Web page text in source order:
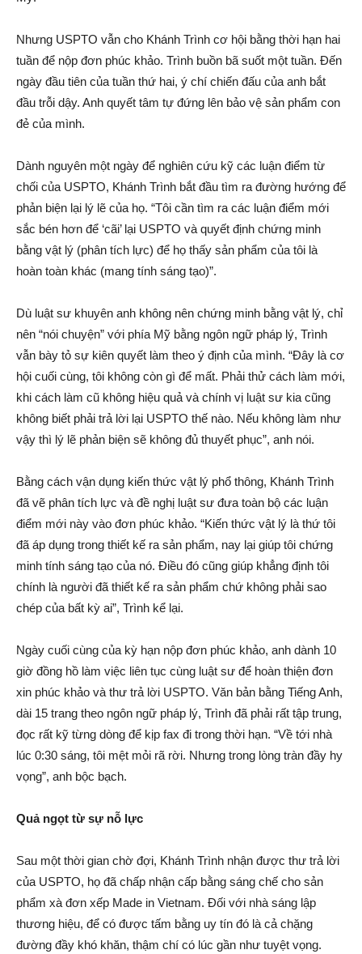
Nhưng USPTO vẫn cho Khánh Trình cơ hội bằng thời hạn hai
tuần để nộp đơn phúc khảo. Trình buồn bã suốt một tuần. Đến
ngày đầu tiên của tuần thứ hai, ý chí chiến đấu của anh bắt
đầu trỗi dậy. Anh quyết tâm tự đứng lên bảo vệ sản phẩm con
đẻ của mình.
Dành nguyên một ngày để nghiên cứu kỹ các luận điểm từ
chối của USPTO, Khánh Trình bắt đầu tìm ra đường hướng để
phản biện lại lý lẽ của họ. “Tôi cần tìm ra các luận điểm mới
sắc bén hơn để ‘cãi’ lại USPTO và quyết định chứng minh
bằng vật lý (phân tích lực) để họ thấy sản phẩm của tôi là
hoàn toàn khác (mang tính sáng tạo)”.
Dù luật sư khuyên anh không nên chứng minh bằng vật lý, chỉ
nên “nói chuyện” với phía Mỹ bằng ngôn ngữ pháp lý, Trình
vẫn bày tỏ sự kiên quyết làm theo ý định của mình. “Đây là cơ
hội cuối cùng, tôi không còn gì để mất. Phải thử cách làm mới,
khi cách làm cũ không hiệu quả và chính vị luật sư kia cũng
không biết phải trả lời lại USPTO thế nào. Nếu không làm như
vậy thì lý lẽ phản biện sẽ không đủ thuyết phục”, anh nói.
Bằng cách vận dụng kiến thức vật lý phổ thông, Khánh Trình
đã vẽ phân tích lực và đề nghị luật sư đưa toàn bộ các luận
điểm mới này vào đơn phúc khảo. “Kiến thức vật lý là thứ tôi
đã áp dụng trong thiết kế ra sản phẩm, nay lại giúp tôi chứng
minh tính sáng tạo của nó. Điều đó cũng giúp khẳng định tôi
chính là người đã thiết kế ra sản phẩm chứ không phải sao
chép của bất kỳ ai”, Trình kể lại.
Ngày cuối cùng của kỳ hạn nộp đơn phúc khảo, anh dành 10
giờ đồng hồ làm việc liên tục cùng luật sư để hoàn thiện đơn
xin phúc khảo và thư trả lời USPTO. Văn bản bằng Tiếng Anh,
dài 15 trang theo ngôn ngữ pháp lý, Trình đã phải rất tập trung,
đọc rất kỹ từng dòng để kịp fax đi trong thời hạn. “Về tới nhà
lúc 0:30 sáng, tôi mệt mỏi rã rời. Nhưng trong lòng tràn đầy hy
vọng”, anh bộc bạch.
Quả ngọt từ sự nỗ lực
Sau một thời gian chờ đợi, Khánh Trình nhận được thư trả lời
của USPTO, họ đã chấp nhận cấp bằng sáng chế cho sản
phẩm xà đơn xếp Made in Vietnam. Đối với nhà sáng lập
thương hiệu, để có được tấm bằng uy tín đó là cả chặng
đường đầy khó khăn, thậm chí có lúc gần như tuyệt vọng.